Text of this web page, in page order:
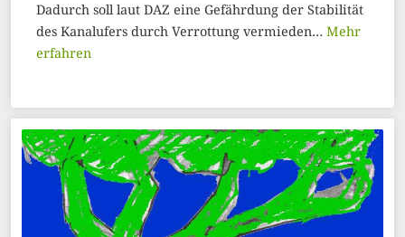
Dadurch soll laut DAZ eine Gefährdung der Stabilität
des Kanalufers durch Verrottung vermieden… Mehr
erfahren